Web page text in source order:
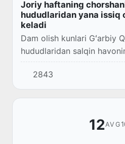
Joriy haftaning
hududlaridan yana issiq
keladi
Dam olish kunlari Gʻarbiy
hududlaridan salqin
haroratini meʼyordan 3-5°
2843
12AVG